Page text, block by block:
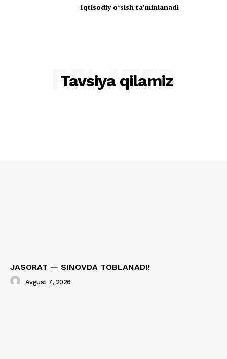
Iqtisodiy oʻsish taʼminlanadi
Tavsiya qilamiz
RELATED
JASORAT — SINOVDA TOBLANADI!
Avgust 7, 2026